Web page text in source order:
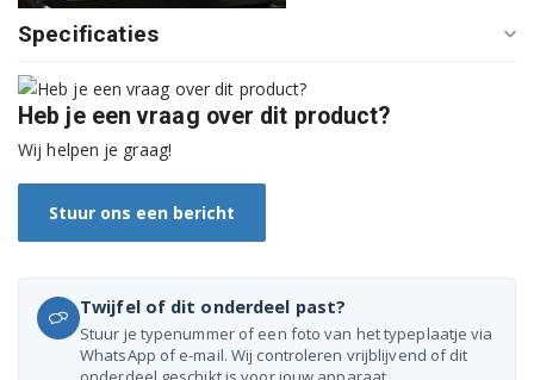
Siemens TE603501DE/07
Siemens TE603501DE/08
Siemens TE603501DE/09
Siemens TE603801CN/08
Siemens TE603801CN/09
Specificaties
Heb je een vraag over dit product?
Wij helpen je graag!
Stuur ons een bericht
Twijfel of dit onderdeel past?
Stuur je typenummer of een foto van het typeplaatje via
WhatsApp of e-mail. Wij controleren vrijblijvend of dit